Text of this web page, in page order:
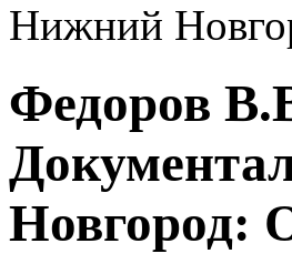
Нижний
Федоров
Новгород: